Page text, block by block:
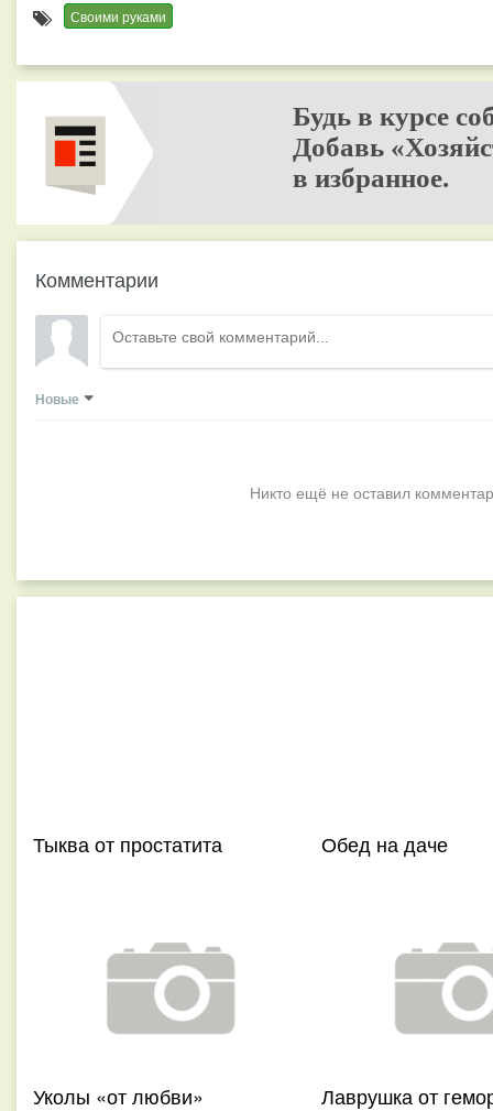
Своими руками
Будь в курсе
Добавь
в избранное.
Комментарии
Новые
Никто ещё не оставил
Тыква от простатита Обед на даче
Уколы «от любви» Лаврушка от